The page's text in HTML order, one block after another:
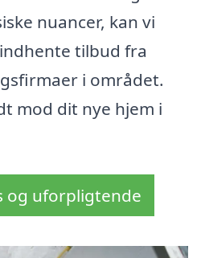
nuancer, kan vi
tilbud fra
i området.
mod dit nye hjem i
og uforpligtende